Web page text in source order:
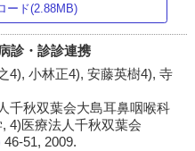
ード(2.88MB)
診・診診連携
4), 小林正4), 安藤英樹4), 寺
千秋双葉会大島耳鼻咽喉科
4)医療法人千秋双葉会
46-51, 2009.